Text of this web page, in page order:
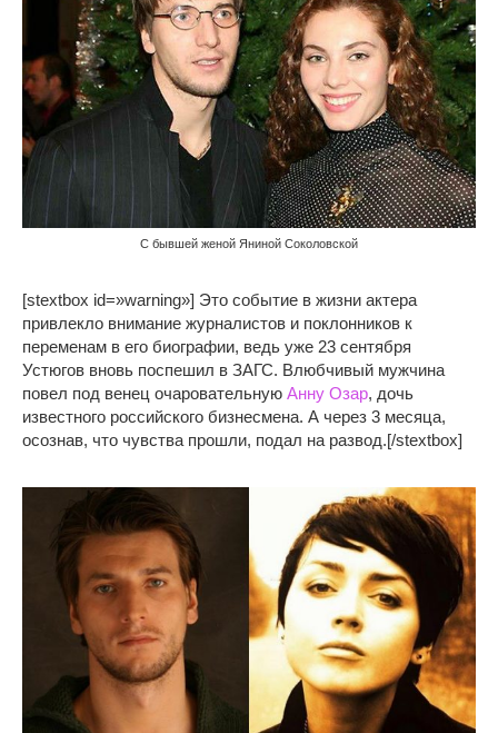
С бывшей женой Яниной Соколовской
[stextbox id=»warning»] Это событие в жизни актера
привлекло внимание журналистов и поклонников к
переменам в его биографии, ведь уже 23 сентября
Устюгов вновь поспешил в ЗАГС. Влюбчивый мужчина
повел под венец очаровательную Анну Озар, дочь
известного российского бизнесмена. А через 3 месяца,
осознав, что чувства прошли, подал на развод.[/stextbox]